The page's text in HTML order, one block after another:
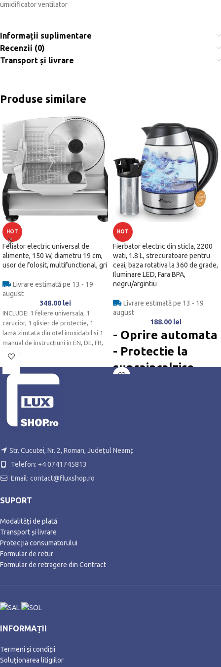
umidificator ventilator
Informații suplimentare
Recenzii (0)
Transport și livrare
Produse similare
HOT
Feliator electric universal de
alimente, 150 W, diametru 19 cm,
usor de folosit, multifunctional, gri
Livrare estimată pe 13 - 19
august
348.00 lei
INCLUDE: 1 feliere universala, 1
carucior, 1 glisier de protectie, 1
lamă zimtata din otel inoxidabil si 1
manual de instrucțiuni in EN, DE, FR,
ES, IT.
HOT
Fierbator electric din sticla, 2200
wati, 1.8 L, strecuratoare pentru
ceai, baza rotativa la 360 de grade,
Iluminare LED, Fara BPA,
negru/argintiu
Livrare estimată pe 13 - 19
august
188.00 lei
- Oprire automata
- Protectie la
supraincalzire
Str. Cucutei, Nr. 2, Roman, Județul Neamț
Telefon: +4 0741745813
Email: contact@fluxshop.ro
SUPORT
Modalități de plată
Transport și livrare
Protecția consumatorului
Formular de retur
Formular de retragere din Contract
INFORMAȚII
Termeni și condiții
Soluționarea litigiilor